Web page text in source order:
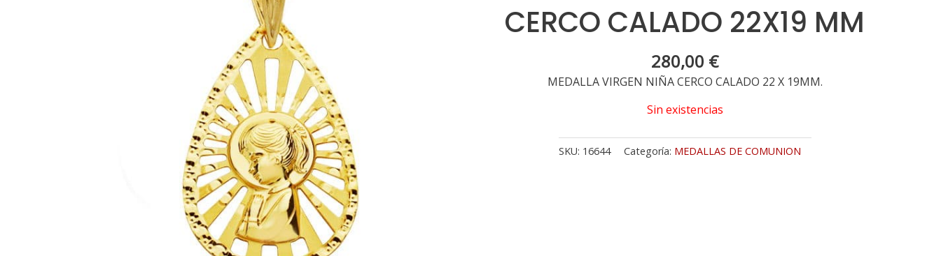
CERCO CALADO 22X19 MM
280,00 €
MEDALLA VIRGEN NIÑA CERCO CALADO 22 X 19MM.
Sin existencias
SKU: 16644 Categoría: MEDALLAS DE COMUNION